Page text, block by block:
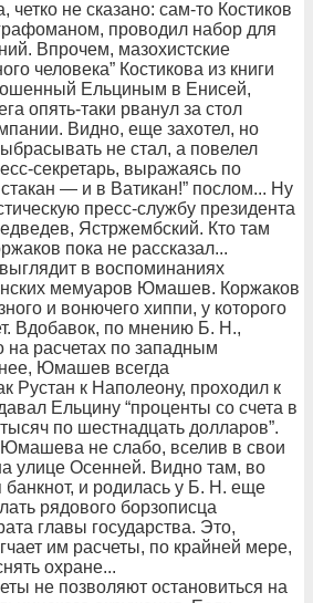
не сказано: сам-то Костиков
проводил набор для
Впрочем, мазохистские
человека” Костикова из книги
Ельциным в Енисей,
опять-таки рванул за стол
Видно, еще захотел, но
не стал, а повелел
секретарь, выражаясь по
— и в Ватикан!” послом... Ну
пресс-службу президента
Ястржембский. Кто там
пока не рассказал...
в воспоминаниях
мемуаров Юмашев. Коржаков
и вонючего хиппи, у которого
Вдобавок, по мнению Б. Н.,
расчетах по западным
Юмашев всегда
Рустан к Наполеону, проходил к
Ельцину “проценты со счета в
по шестнадцать долларов”.
не слабо, вселив в свои
улице Осенней. Видно там, во
и родилась у Б. Н. еще
рядового борзописца
главы государства. Это,
им расчеты, по крайней мере,
охране...
не позволяют остановиться на